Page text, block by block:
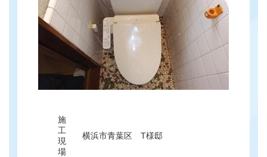
施
工
現
場
横浜市青葉区 T様邸